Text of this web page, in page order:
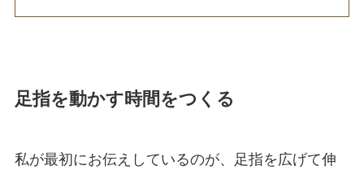
足指を動かす時間をつくる
私が最初にお伝えしているのが、足指を広げて伸